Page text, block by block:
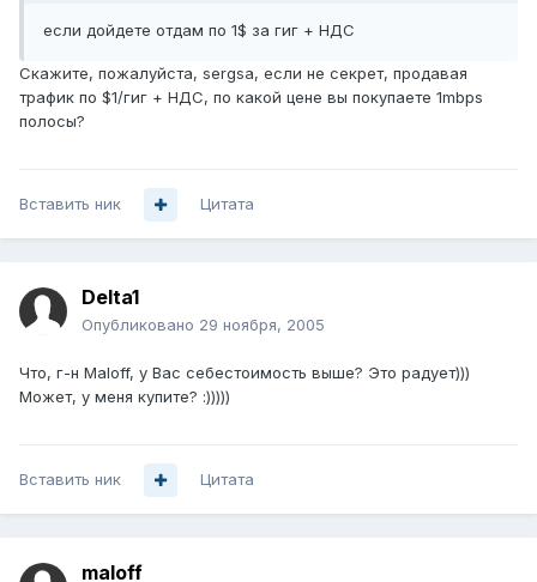
если дойдете отдам по 1$ за гиг + НДС
Скажите, пожалуйста, sergsa, если не секрет, продавая
трафик по $1/гиг + НДС, по какой цене вы покупаете 1mbps
полосы?
Вставить ник Цитата
Delta1
Опубликовано 29 ноября, 2005
Что, г-н Маloff, у Вас себестоимость выше? Это радует)))
Может, у меня купите? :)))))
Вставить ник Цитата
maloff